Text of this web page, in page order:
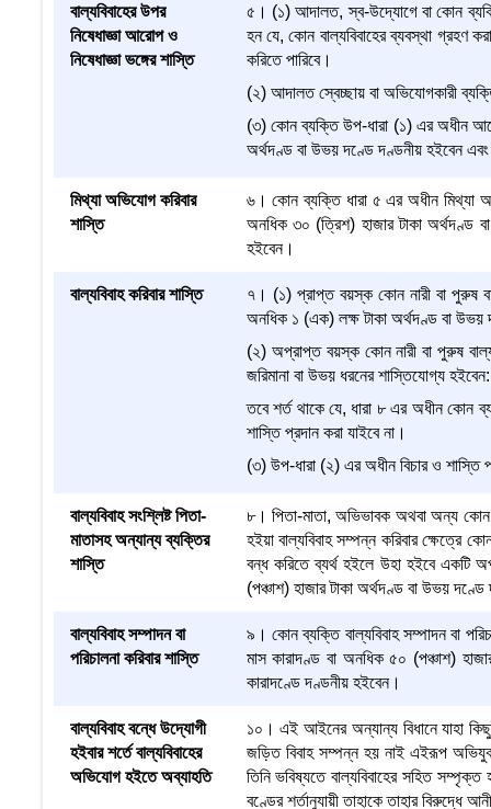
বাল্যবিবাহের উপর
নিষেধাজ্ঞা আরোপ ও
নিষেধাজ্ঞা ভঙ্গের শাস্তি
৫। (১) আদালত, স্ব-উদ্যোগে বা কোন
হন যে, কোন বাল্যবিবাহের ব্যবস্থা গ্রহণ
করিতে পারিবে।
(২) আদালত স্বেচ্ছায় বা অভিযোগকারী
(৩) কোন ব্যক্তি উপ-ধারা (১) এর অধীন
অর্থদণ্ড বা উভয় দণ্ডে দণ্ডনীয় হইবেন
মিথ্যা অভিযোগ করিবার
শাস্তি
৬। কোন ব্যক্তি ধারা ৫ এর অধীন মিথ্যা
অনধিক ৩০ (ত্রিশ) হাজার টাকা অর্থদণ্ড
হইবেন।
বাল্যবিবাহ করিবার শাস্তি
৭। (১) প্রাপ্ত বয়স্ক কোন নারী বা পুরুষ
অনধিক ১ (এক) লক্ষ টাকা অর্থদণ্ড বা উভয়
(২) অপ্রাপ্ত বয়স্ক কোন নারী বা পুরুষ
জরিমানা বা উভয় ধরনের শাস্তিযোগ্য হইবেন:
তবে শর্ত থাকে যে, ধারা ৮ এর অধীন কোন
শাস্তি প্রদান করা যাইবে না।
(৩) উপ-ধারা (২) এর অধীন বিচার ও শাস্তি
বাল্যবিবাহ সংশ্লিষ্ট পিতা-
মাতাসহ অন্যান্য ব্যক্তির
শাস্তি
৮। পিতা-মাতা, অভিভাবক অথবা অন্য
হইয়া বাল্যবিবাহ সম্পন্ন করিবার ক্ষেত্রে
বন্ধ করিতে ব্যর্থ হইলে উহা হইবে
(পঞ্চাশ) হাজার টাকা অর্থদণ্ড বা উভয়
বাল্যবিবাহ সম্পাদন বা
পরিচালনা করিবার শাস্তি
৯। কোন ব্যক্তি বাল্যবিবাহ সম্পাদন বা
মাস কারাদণ্ড বা অনধিক ৫০ (পঞ্চাশ)
কারাদণ্ডে দণ্ডনীয় হইবেন।
বাল্যবিবাহ বন্ধে উদ্যোগী
হইবার শর্তে বাল্যবিবাহের
অভিযোগ হইতে অব্যাহতি
১০। এই আইনের অন্যান্য বিধানে যাহা
জড়িত বিবাহ সম্পন্ন হয় নাই এইরূপ
তিনি ভবিষ্যতে বাল্যবিবাহের সহিত সম্পৃক্ত
বণ্ডের শর্তানুযায়ী তাহাকে তাহার